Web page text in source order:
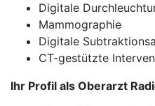
Digitale
Mammographie
Digitale
CT-gestützte
Ihr Profil als Oberarzt